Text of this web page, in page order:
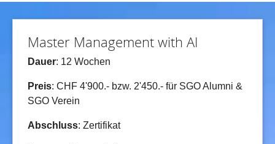
Master Management with AI
Dauer: 12 Wochen
Preis: CHF 4'900.- bzw. 2'450.- für SGO Alumni &
SGO Verein
Abschluss: Zertifikat